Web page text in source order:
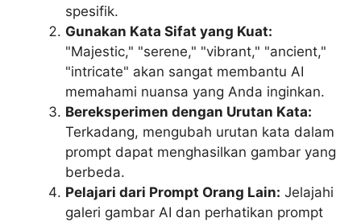
spesifik.
Gunakan Kata Sifat yang Kuat:
"Majestic," "serene," "vibrant," "ancient,"
"intricate" akan sangat membantu AI
memahami nuansa yang Anda inginkan.
Bereksperimen dengan Urutan Kata:
Terkadang, mengubah urutan kata dalam
prompt dapat menghasilkan gambar yang
berbeda.
Pelajari dari Prompt Orang Lain: Jelajahi
galeri gambar AI dan perhatikan prompt